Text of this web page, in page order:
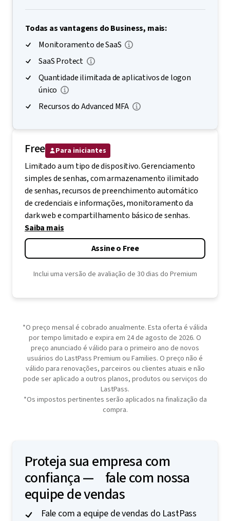
Todas as vantagens do Business, mais:
Monitoramento de SaaS
SaaS Protect
Quantidade ilimitada de aplicativos de logon
único
Recursos do Advanced MFA
Free Para iniciantes
Limitado a um tipo de dispositivo. Gerenciamento
simples de senhas, com armazenamento ilimitado
de senhas, recursos de preenchimento automático
de credenciais e informações, monitoramento da
dark web e compartilhamento básico de senhas.
Saiba mais
Assine o Free
Inclui uma versão de avaliação de 30 dias do Premium
*O preço mensal é cobrado anualmente. Esta oferta é válida
por tempo limitado e expira em 24 de agosto de 2026. O
preço anunciado é válido para o primeiro ano de novos
usuários do LastPass Premium ou Families. O preço não é
válido para renovações, parceiros ou clientes atuais e não
pode ser aplicado a outros planos, produtos ou serviços do
LastPass.
*Os impostos pertinentes serão aplicados na finalização da
compra.
Proteja sua empresa com
confiança — fale com nossa
equipe de vendas
Fale com a equipe de vendas do LastPass